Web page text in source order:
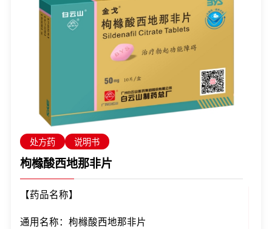
处方药 说明书
枸橼酸西地那非片
【药品名称】
通用名称：枸橼酸西地那非片